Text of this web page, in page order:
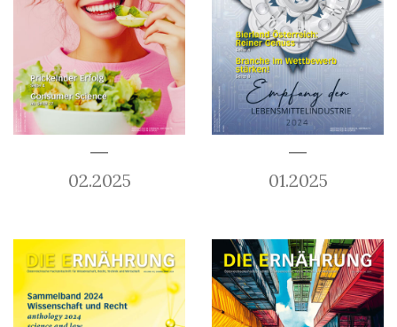
02.2025 01.2025